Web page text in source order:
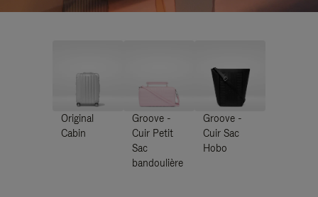
Original
Cabin
Groove -
Cuir Petit
Sac
bandoulière
Groove -
Cuir Sac
Hobo